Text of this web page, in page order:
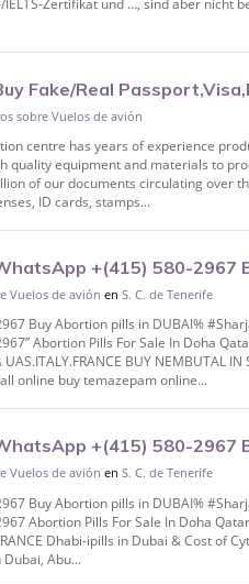
IELTS-Zertifikat und …, sind aber nicht
Fake/Real
Security card
sobre Vuelos de avión
centre has years of experience
quality equipment and materials to
of our documents circulating over
ID cards, stamps...
+(415) 580-2967
% DUTCH Dhabi,
Vuelos de avión enS. C. de Tenerife
Buy Abortion pills in DUBAI%
Abortion Pills For Sale In Doha
UAS.ITALY.FRANCE BUY NEMBUTAL
online buy temazepam online...
+(415) 580-2967
% DUTCH Dhabi,
Vuelos de avión enS. C. de Tenerife
Buy Abortion pills in DUBAI%
Abortion Pills For Sale In Doha
Dhabi-ipills in Dubai & Cost of
Abu...